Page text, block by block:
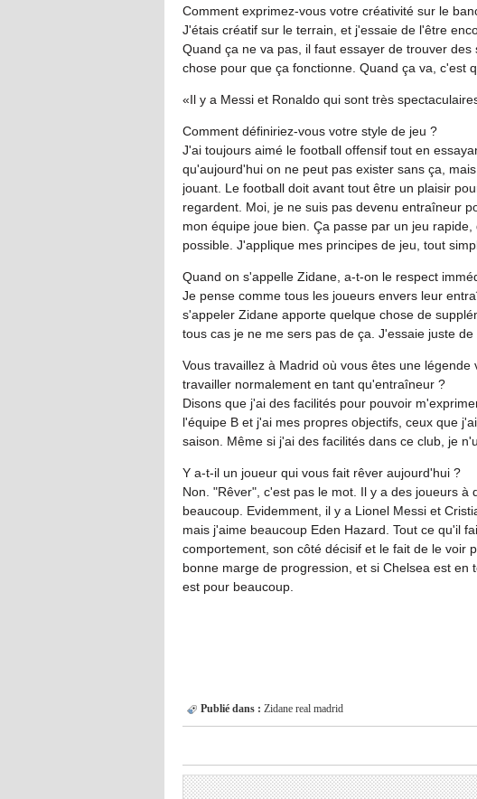
Comment exprimez-vous votre créativité sur le
J'étais créatif sur le terrain, et j'essaie de l'être
Quand ça ne va pas, il faut essayer de trouver
chose pour que ça fonctionne. Quand ça va, c'est
«Il y a Messi et Ronaldo qui sont très
Comment définiriez-vous votre style de jeu ?
J'ai toujours aimé le football offensif tout en
qu'aujourd'hui on ne peut pas exister sans ça,
jouant. Le football doit avant tout être un plaisir
regardent. Moi, je ne suis pas devenu entraîneur
mon équipe joue bien. Ça passe par un jeu
possible. J'applique mes principes de jeu, tout
Quand on s'appelle Zidane, a-t-on le respect
Je pense comme tous les joueurs envers leur
s'appeler Zidane apporte quelque chose de
tous cas je ne me sers pas de ça. J'essaie juste
Vous travaillez à Madrid où vous êtes une
travailler normalement en tant qu'entraîneur ?
Disons que j'ai des facilités pour pouvoir
l'équipe B et j'ai mes propres objectifs, ceux que
saison. Même si j'ai des facilités dans ce club, je
Y a-t-il un joueur qui vous fait rêver aujourd'hui ?
Non. "Rêver", c'est pas le mot. Il y a des joueurs à
beaucoup. Evidemment, il y a Lionel Messi et
mais j'aime beaucoup Eden Hazard. Tout ce qu'il
comportement, son côté décisif et le fait de le voir
bonne marge de progression, et si Chelsea est
est pour beaucoup.
IN
Publié dans : Zidane real madrid